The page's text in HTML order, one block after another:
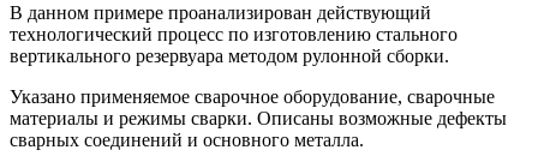
В данном примере проанализирован действующий
технологический процесс по изготовлению стального
вертикального резервуара методом рулонной сборки.
Указано применяемое сварочное оборудование, сварочные
материалы и режимы сварки. Описаны возможные дефекты
сварных соединений и основного металла.